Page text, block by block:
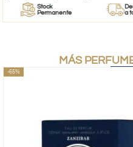
Stock
Permanente
a todo
MÁS
-65%